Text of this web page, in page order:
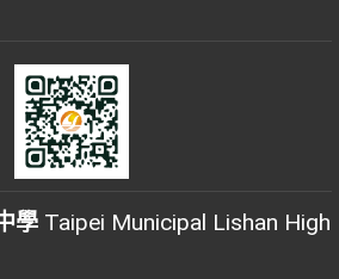
學 Taipei Municipal Lishan High